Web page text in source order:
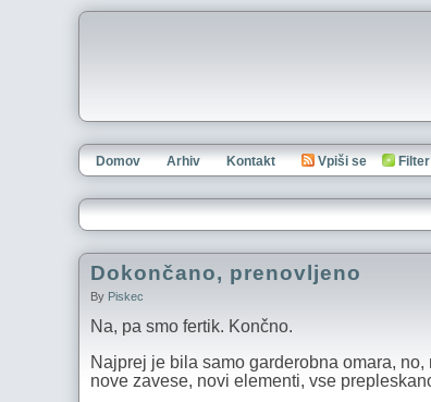
Domov Arhiv Kontakt Vpiši se
Dokončano, prenovljeno
By Piskec
Na, pa smo fertik. Končno.
Najprej je bila samo garderobna omara,
nove zavese, novi elementi, vse